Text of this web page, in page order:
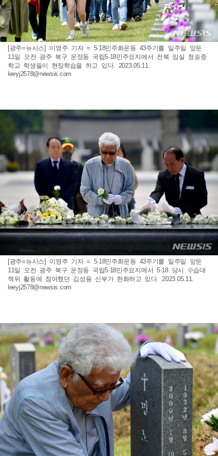
[광주=뉴시스] 이영주 기자 = 5·18민주화운동 43주기를 일주일 앞둔
11일 오전 광주 북구 운정동 국립5·18민주묘지에서 전북 임실 청송중
학교 학생들이 현장학습을 하고 있다. 2023.05.11.
leeyj2578@newsis.com
[광주=뉴시스] 이영주 기자 = 5·18민주화운동 43주기를 일주일 앞둔
11일 오전 광주 북구 운정동 국립5·18민주묘지에서 5·18 당시 수습대
책위 활동에 참여했던 김성용 신부가 헌화하고 있다. 2023.05.11.
leeyj2578@newsis.com